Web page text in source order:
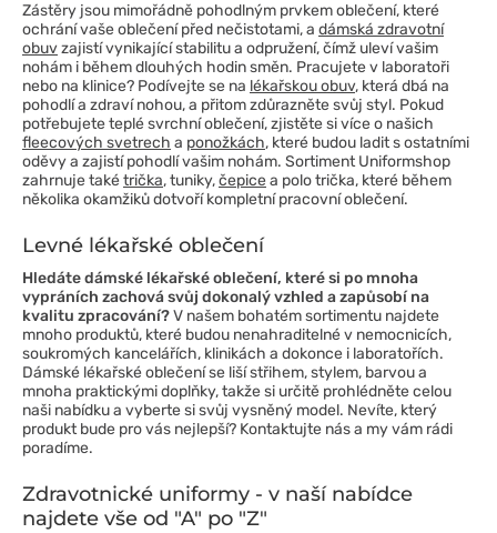
Zástěry jsou mimořádně pohodlným prvkem oblečení, které
ochrání vaše oblečení před nečistotami, a dámská zdravotní
obuvzajistí vynikající stabilitu a odpružení, čímž uleví vašim
nohám i během dlouhých hodin směn. Pracujete v laboratoři
nebo na klinice? Podívejte se na lékařskou obuv, která dbá na
pohodlí a zdraví nohou, a přitom zdůrazněte svůj styl. Pokud
potřebujete teplé svrchní oblečení, zjistěte si více o našich
fleecových svetrech a ponožkách, které budou ladit s ostatními
oděvy a zajistí pohodlí vašim nohám. Sortiment Uniformshop
zahrnuje takétrička, tuniky,čepicea polo trička, které během
několika okamžiků dotvoří kompletní pracovní oblečení.
Levné lékařské oblečení
Hledáte dámské lékařské oblečení, které si po mnoha
vypráních zachová svůj dokonalý vzhled a zapůsobí na
kvalitu zpracování?V našem bohatém sortimentu najdete
mnoho produktů, které budou nenahraditelné v nemocnicích,
soukromých kancelářích, klinikách a dokonce i laboratořích.
Dámské lékařské oblečení se liší střihem, stylem, barvou a
mnoha praktickými doplňky, takže si určitě prohlédněte celou
naši nabídku a vyberte si svůj vysněný model. Nevíte, který
produkt bude pro vás nejlepší? Kontaktujte nás a my vám rádi
poradíme.
Zdravotnické uniformy - v naší nabídce
najdete vše od "A" po "Z"